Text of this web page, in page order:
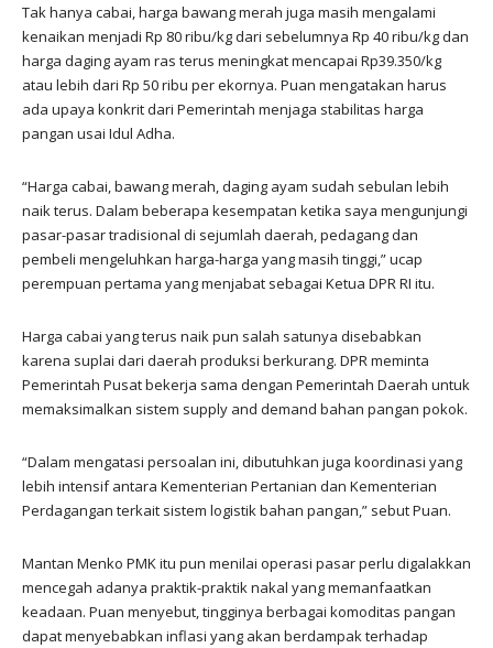
Tak hanya cabai, harga bawang merah juga masih mengalami
kenaikan menjadi Rp 80 ribu/kg dari sebelumnya Rp 40 ribu/kg dan
harga daging ayam ras terus meningkat mencapai Rp39.350/kg
atau lebih dari Rp 50 ribu per ekornya. Puan mengatakan harus
ada upaya konkrit dari Pemerintah menjaga stabilitas harga
pangan usai Idul Adha.
“Harga cabai, bawang merah, daging ayam sudah sebulan lebih
naik terus. Dalam beberapa kesempatan ketika saya mengunjungi
pasar-pasar tradisional di sejumlah daerah, pedagang dan
pembeli mengeluhkan harga-harga yang masih tinggi,” ucap
perempuan pertama yang menjabat sebagai Ketua DPR RI itu.
Harga cabai yang terus naik pun salah satunya disebabkan
karena suplai dari daerah produksi berkurang. DPR meminta
Pemerintah Pusat bekerja sama dengan Pemerintah Daerah untuk
memaksimalkan sistem supply and demand bahan pangan pokok.
“Dalam mengatasi persoalan ini, dibutuhkan juga koordinasi yang
lebih intensif antara Kementerian Pertanian dan Kementerian
Perdagangan terkait sistem logistik bahan pangan,” sebut Puan.
Mantan Menko PMK itu pun menilai operasi pasar perlu digalakkan
mencegah adanya praktik-praktik nakal yang memanfaatkan
keadaan. Puan menyebut, tingginya berbagai komoditas pangan
dapat menyebabkan inflasi yang akan berdampak terhadap